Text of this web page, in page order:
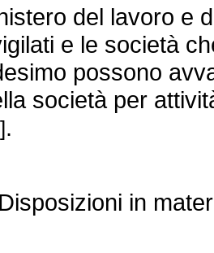
del lavoro e
e le società
possono
società per
.
Disposizioni in